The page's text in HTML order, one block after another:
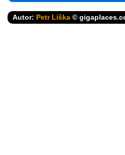
Autor: Petr Liška ©